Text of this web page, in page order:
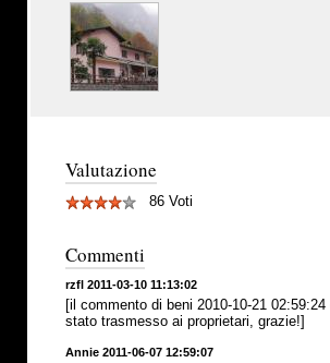
Valutazione
86 Voti
Commenti
rzfl 2011-03-10 11:13:02
[il commento di beni 2010-10-21
stato trasmesso ai proprietari, grazie!]
Annie 2011-06-07 12:59:07